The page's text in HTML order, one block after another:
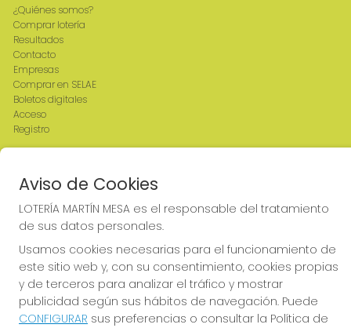
¿Quiénes somos?
Comprar lotería
Resultados
Contacto
Empresas
Comprar en SELAE
Boletos digitales
Acceso
Registro
CONTACTO
ADMINISTRACION DE LOTERIAS: 2-CIUDAD RODRIGO -
RECEPTOR OFICIAL: 64380
923482019
web@admon2martinmesa.es
Aviso de Cookies
LOTERÍA MARTÍN MESA es el responsable del tratamiento
de sus datos personales.
Usamos cookies necesarias para el funcionamiento de
este sitio web y, con su consentimiento, cookies propias
y de terceros para analizar el tráfico y mostrar
publicidad según sus hábitos de navegación. Puede
CONFIGURAR sus preferencias o consultar la Política de